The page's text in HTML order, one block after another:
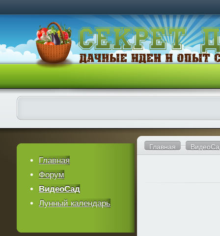
Главная
Главная
Форум
ВидеоСад
Лунный календарь